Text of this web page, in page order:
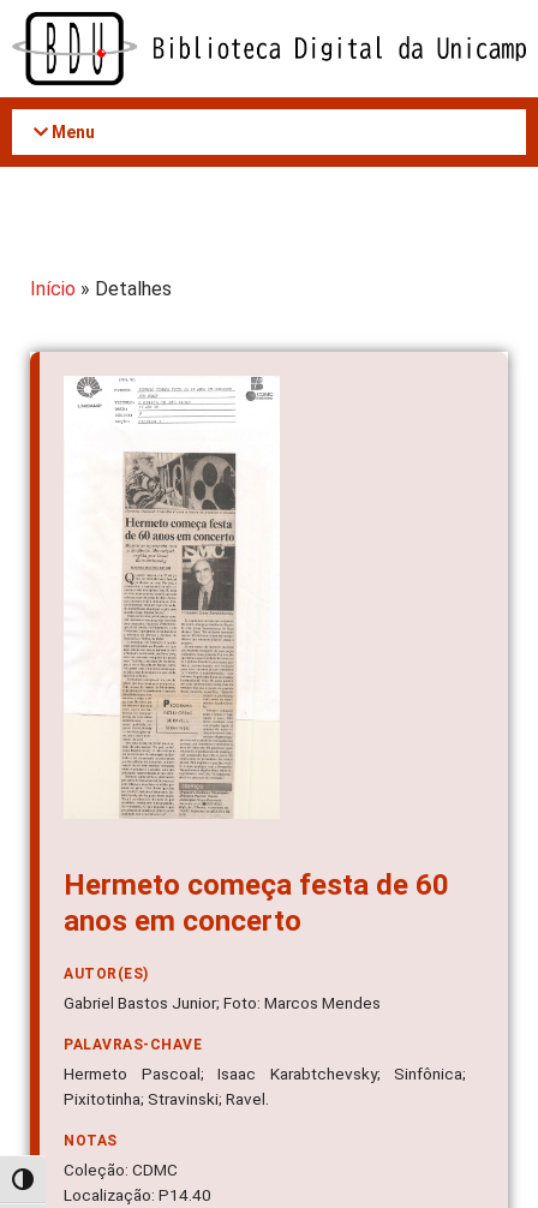
Acessar
conteúdo
Alternar alto contraste
Menu
Início » Detalhes
Hermeto começa festa de 60
anos em concerto
AUTOR(ES)
Gabriel Bastos Junior; Foto: Marcos Mendes
PALAVRAS-CHAVE
Hermeto Pascoal; Isaac Karabtchevsky; Sinfônica;
Pixitotinha; Stravinski; Ravel.
NOTAS
Coleção: CDMC
Localização: P14.40